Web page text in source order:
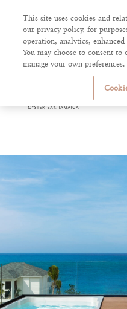
This site uses cookies and
our privacy policy, for
operation, analytics,
You may choose to consent
manage your own preferences.